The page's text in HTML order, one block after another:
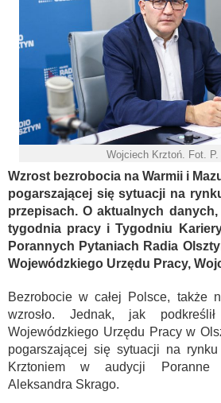
Wojciech Krztoń. Fot.
Wzrost bezrobocia na Warmii i
pogarszającej się sytuacji na
przepisach. O aktualnych
tygodnia pracy i Tygodniu
Porannych Pytaniach Radia
Wojewódzkiego Urzędu Pracy,
Bezrobocie w całej Polsce, także
wzrosło. Jednak, jak
Wojewódzkiego Urzędu Pracy w
pogarszającej się sytuacji na
Krztoniem w audycji Poranne
Aleksandra Skrago.